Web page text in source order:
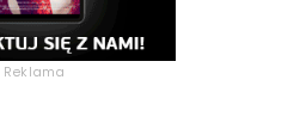
Reklama